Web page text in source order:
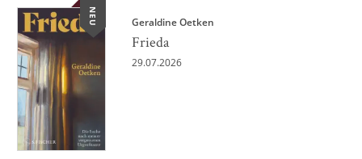
NEU Geraldine Oetken
Frieda
29.07.2026